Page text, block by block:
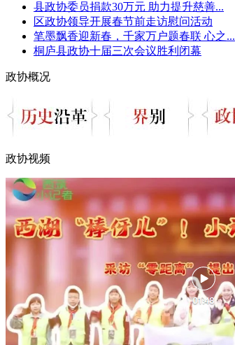
县政协委员捐款30万元 助力提升慈善...
区政协领导开展春节前走访慰问活动
笔墨飘香迎新春，千家万户题春联 心之...
桐庐县政协十届三次会议胜利闭幕
政协概况
政协视频